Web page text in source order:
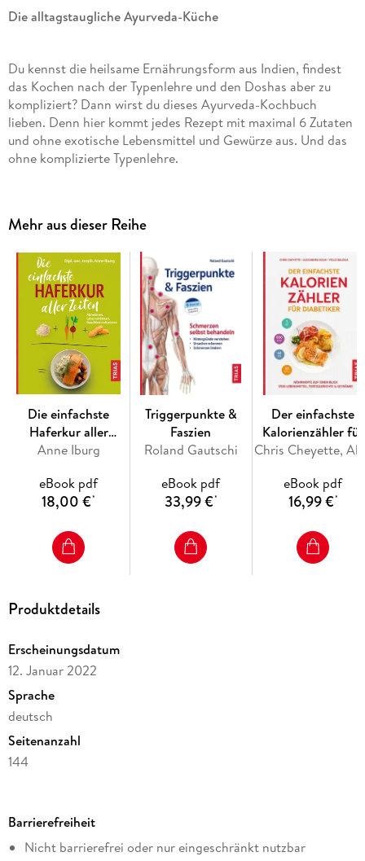
Die alltagstaugliche Ayurveda-Küche
Du kennst die heilsame Ernährungsform aus Indien, findest
das Kochen nach der Typenlehre und den Doshas aber zu
kompliziert? Dann wirst du dieses Ayurveda-Kochbuch
lieben. Denn hier kommt jedes Rezept mit maximal 6 Zutaten
und ohne exotische Lebensmittel und Gewürze aus. Und das
ohne komplizierte Typenlehre.
stärkende Frühstücke, To-Go-Gerichte, Meal-Prep,
köstliche Chutneys und Schnelles für den Feierabend. So
kommen Vata, Pitta und Kapha in Balance.
Mein kleines Gewürzregal:mit nur 10 Gewürzen wie Zimt,
Kardamom oder Kurkuma den Geschmack des Ayurveda
genießen.
Wohlgefühl ganz nebenbei:die Verdauung normalisieren,
Energie bekommen, Achtsamkeit schulen – und einfach
köstlich essen.
Maximal gesund und lecker – minimaler Aufwand.
Mehr aus dieser Reihe
Die einfachste
Haferkur aller
Zeiten
Anne Iburg
eBook pdf
18,00 €*
Triggerpunkte &
Faszien
Roland Gautschi
eBook pdf
33,99 €*
Der einfachste
Kalorienzähler für
Diabetiker
eBook pdf
16,99 €*
Produktdetails
Erscheinungsdatum
12. Januar 2022
Sprache
deutsch
Seitenanzahl
144
Reihe
TRIAS
Barrierefreiheit
Nicht barrierefrei oder nur eingeschränkt nutzbar